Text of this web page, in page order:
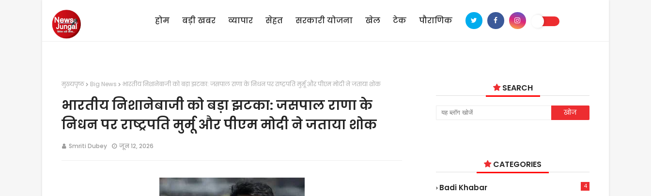
होम बड़ी खबर व्यापार सेहत सरकारी योजना खेल टेक पौराणिक
मुख्यपृष्ठ Big News भारतीय निशानेबाजी को बड़ा झटका: जसपाल राणा के निधन पर राष्ट्रपति मुर्मू और पीएम मोदी ने जताया शोक
भारतीय निशानेबाजी को बड़ा झटका: जसपाल राणा के
निधन पर राष्ट्रपति मुर्मू और पीएम मोदी ने जताया शोक
Smriti Dubey जून 12, 2026
SEARCH
CATEGORIES
Badi Khabar 4